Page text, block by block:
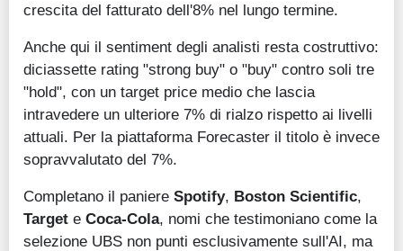
crescita del fatturato dell'8% nel lungo termine.
Anche qui il sentiment degli analisti resta costruttivo:
diciassette rating "strong buy" o "buy" contro soli tre
"hold", con un target price medio che lascia
intravedere un ulteriore 7% di rialzo rispetto ai livelli
attuali. Per la piattaforma Forecaster il titolo è invece
sopravvalutato del 7%.
Completano il paniere Spotify, Boston Scientific,
Target e Coca-Cola, nomi che testimoniano come la
selezione UBS non punti esclusivamente sull'AI, ma